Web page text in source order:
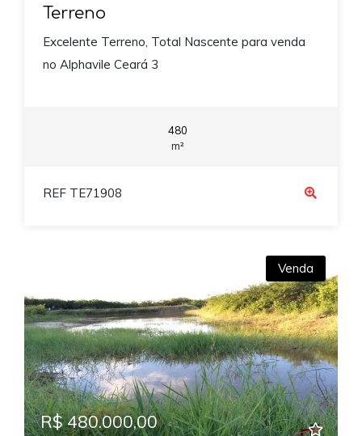
Terreno
Excelente Terreno, Total Nascente para venda
no Alphavile Ceará 3
480
m²
REF TE71908
Venda
R$ 480.000,00